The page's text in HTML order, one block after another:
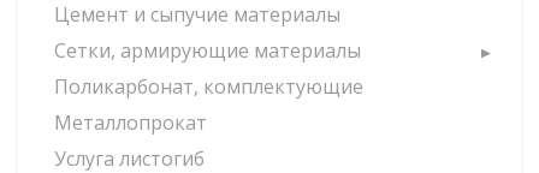
Цемент и сыпучие материалы
Сетки, армирующие материалы
Поликарбонат, комплектующие
Металлопрокат
Услуга листогиб